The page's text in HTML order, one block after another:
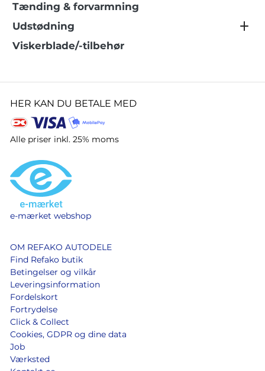
Tænding & forvarmning
Udstødning
Viskerblade/-tilbehør
HER KAN DU BETALE MED
Alle priser inkl. 25% moms
e-mærket webshop
OM REFAKO AUTODELE
Find Refako butik
Betingelser og vilkår
Leveringsinformation
Fordelskort
Fortrydelse
Click & Collect
Cookies, GDPR og dine data
Job
Værksted